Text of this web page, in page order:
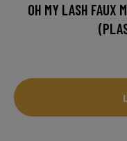
OH MY LASH FAUX